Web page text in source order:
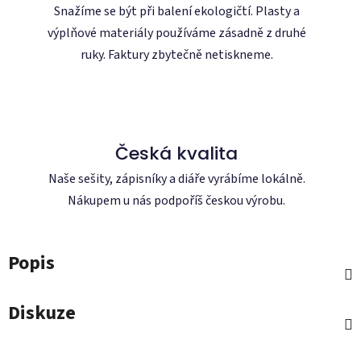
Snažíme se být při balení ekologičtí. Plasty a
výplňové materiály používáme zásadně z druhé
ruky. Faktury zbytečně netiskneme.
Česká kvalita
Naše sešity, zápisníky a diáře vyrábíme lokálně.
Nákupem u nás podpoříš českou výrobu.
Popis
Diskuze